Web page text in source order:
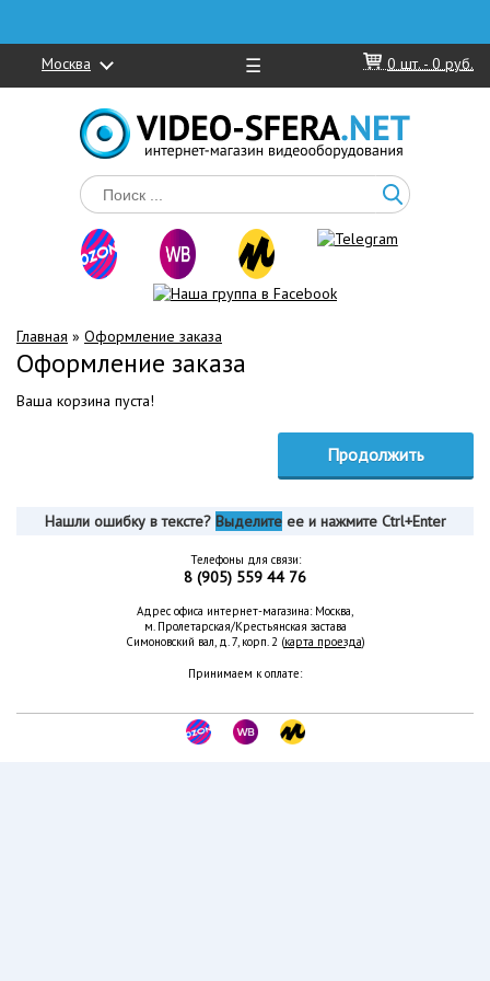
Москва ☰ 0 шт. - 0 руб.
Главная » Оформление заказа
Оформление заказа
Ваша корзина пуста!
Продолжить
Нашли ошибку в тексте? Выделитеее и нажмите Ctrl+Enter
Телефоны для связи:
8 (905) 559 44 76
Адрес офиса интернет-магазина: Москва,
м. Пролетарская/Крестьянская застава
Симоновский вал, д. 7, корп. 2 (карта проезда)
Принимаем к оплате: